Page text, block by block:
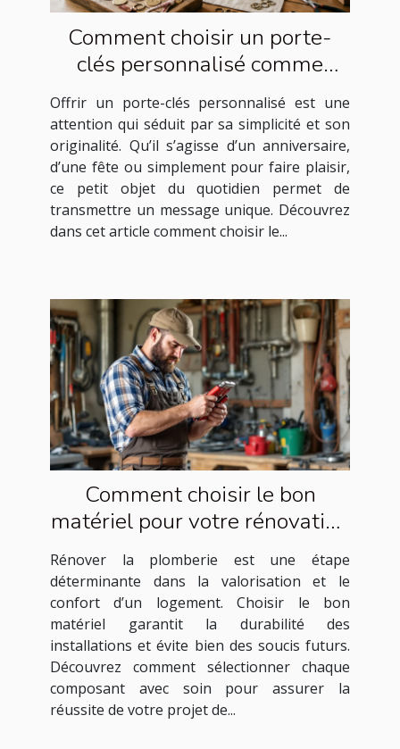
Comment choisir un porte-
clés personnalisé comme
cadeau idéal ?
Offrir un porte-clés personnalisé est une
attention qui séduit par sa simplicité et son
originalité. Qu’il s’agisse d’un anniversaire,
d’une fête ou simplement pour faire plaisir,
ce petit objet du quotidien permet de
transmettre un message unique. Découvrez
dans cet article comment choisir le...
Comment choisir le bon
matériel pour votre rénovation
de plomberie ?
Rénover la plomberie est une étape
déterminante dans la valorisation et le
confort d’un logement. Choisir le bon
matériel garantit la durabilité des
installations et évite bien des soucis futurs.
Découvrez comment sélectionner chaque
composant avec soin pour assurer la
réussite de votre projet de...